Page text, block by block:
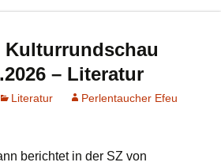
Kulturrundschau
– Literatur
Literatur
Perlentaucher Efeu
berichtet in der SZ von